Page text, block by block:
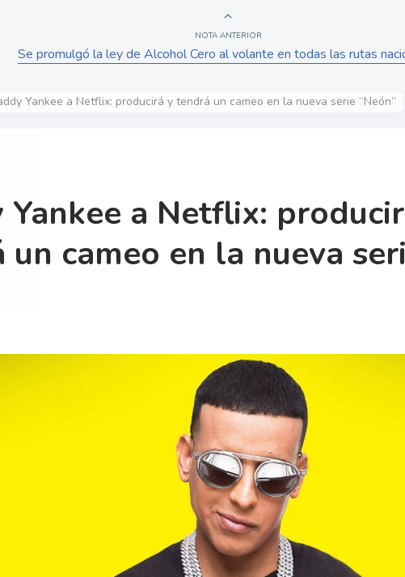
NOTA ANTERIOR
Se promulgó la ley de Alcohol Cero al volante en todas las rutas
Yankee a Netflix: producirá y tendrá un cameo en la nueva serie “Neón”
Yankee a Netflix:
cameo en la nueva